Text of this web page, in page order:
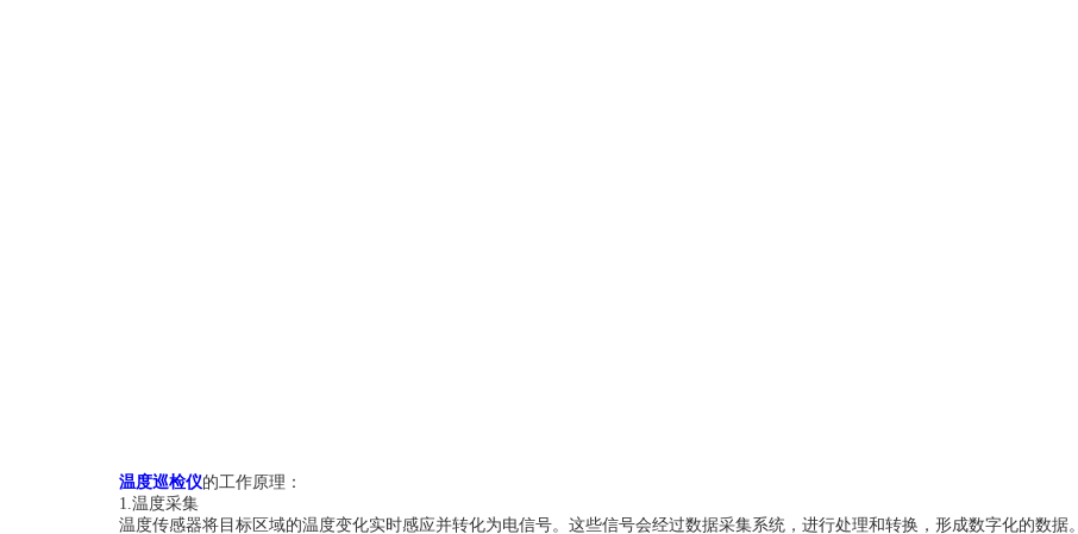
温度巡检仪的工作原理：
1.温度采集
温度传感器将目标区域的温度变化实时感应并转化为电信号。这些信号会经过数据采集系统，进行处理和转换，形成数字化的数据。